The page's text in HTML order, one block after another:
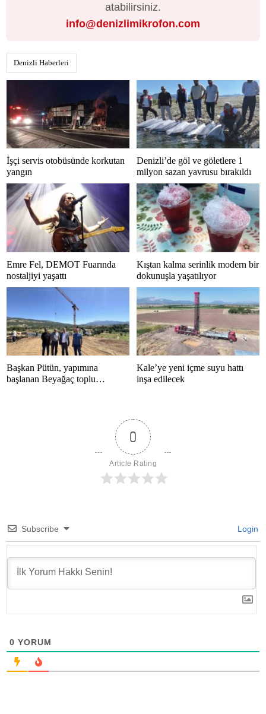
atabilirsiniz.
info@denizlimikrofon.com
Denizli Haberleri
İşçi servis otobüsünde korkutan
yangın
Denizli’de göl ve göletlere 1
milyon sazan yavrusu bırakıldı
Emre Fel, DEMOT Fuarında
nostaljiyi yaşattı
Kıştan kalma serinlik modern bir
dokunuşla yaşatılıyor
Başkan Pütün, yapımına
başlanan Beyağaç toplu
Kale’ye yeni içme suyu hattı
inşa edilecek
0
Article Rating
Subscribe Login
0 YORUM